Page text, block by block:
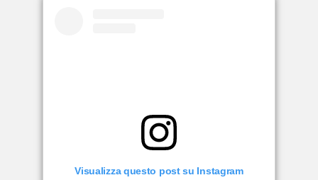
Visualizza questo post su Instagram